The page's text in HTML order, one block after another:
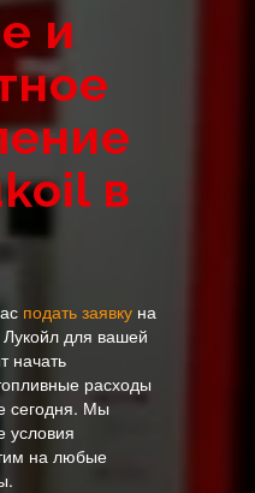
и
в
подать заявку на
Лукойл для вашей
начать
расходы
сегодня. Мы
условия
на любые